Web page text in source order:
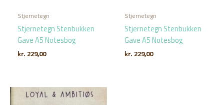
Stjernetegn
Stjernetegn Stenbukken
Gave A5 Notesbog
kr. 229,00
Stjernetegn
Stjernetegn Stenbukken
Gave A5 Notesbog
kr. 229,00